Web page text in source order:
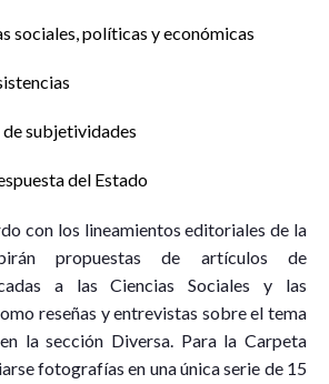
sociales, políticas y económicas
subjetividades
del Estado
con los lineamientos editoriales de la
propuestas de artículos de
a las Ciencias Sociales y las
reseñas y entrevistas sobre el tema
la sección Diversa. Para la Carpeta
fotografías en una única serie de 15